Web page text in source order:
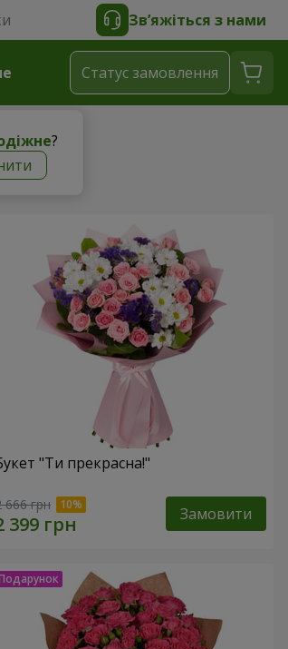
Зв’яжіться з нами
?
Статус замовлення
"Ти прекрасна!"
666 грн Замовити